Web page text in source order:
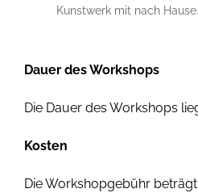
Kunstwerk mit nach Hause.
Dauer des Workshops
Die Dauer des Workshops
Kosten
Die Workshopgebühr